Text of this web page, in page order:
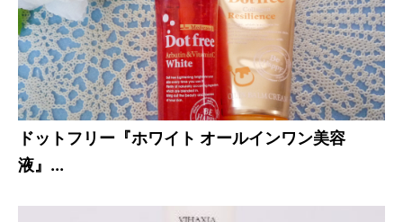
ドットフリー『ホワイト オールインワン美容
液』...